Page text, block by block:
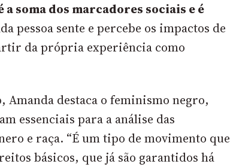
soma dos marcadores sociais e é
pessoa sente e percebe os impactos de
da própria experiência como
Amanda destaca ofeminismo negro,
essenciais para a análise das
e raça. “É um tipo de movimento que
básicos, que já são garantidos há